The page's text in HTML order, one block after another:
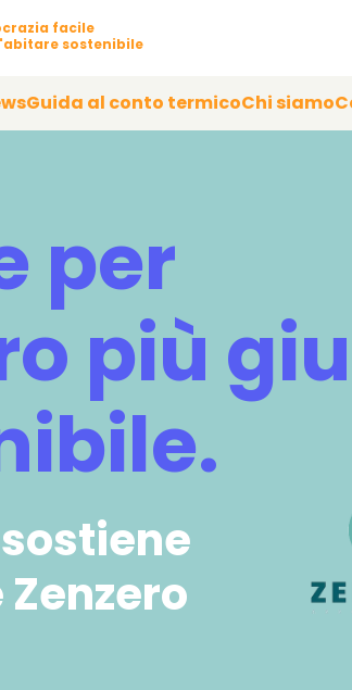
facile
sostenibile
Guida al conto termicoChi siamo
per
più